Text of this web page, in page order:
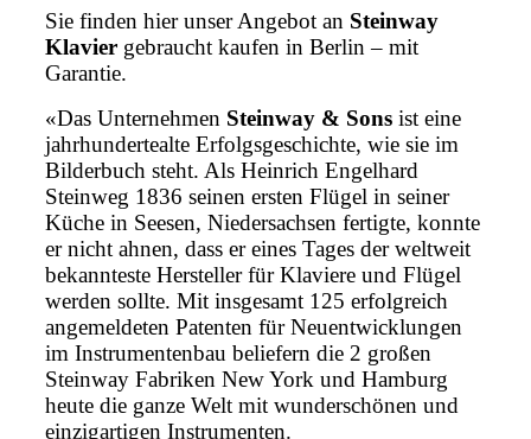
Sie finden hier unser Angebot an Steinway
Klavier gebraucht kaufen in Berlin – mit
Garantie.
«Das Unternehmen Steinway & Sons ist eine
jahrhundertealte Erfolgsgeschichte, wie sie im
Bilderbuch steht. Als Heinrich Engelhard
Steinweg 1836 seinen ersten Flügel in seiner
Küche in Seesen, Niedersachsen fertigte, konnte
er nicht ahnen, dass er eines Tages der weltweit
bekannteste Hersteller für Klaviere und Flügel
werden sollte. Mit insgesamt 125 erfolgreich
angemeldeten Patenten für Neuentwicklungen
im Instrumentenbau beliefern die 2 großen
Steinway Fabriken New York und Hamburg
heute die ganze Welt mit wunderschönen und
einzigartigen Instrumenten.